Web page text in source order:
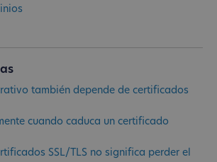
también depende de certificados
cuando caduca un certificado
SSL/TLS no significa perder el